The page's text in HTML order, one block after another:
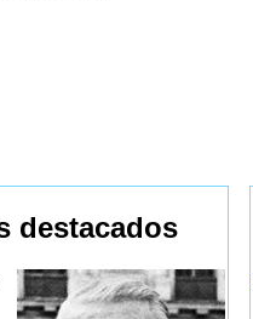
destacados